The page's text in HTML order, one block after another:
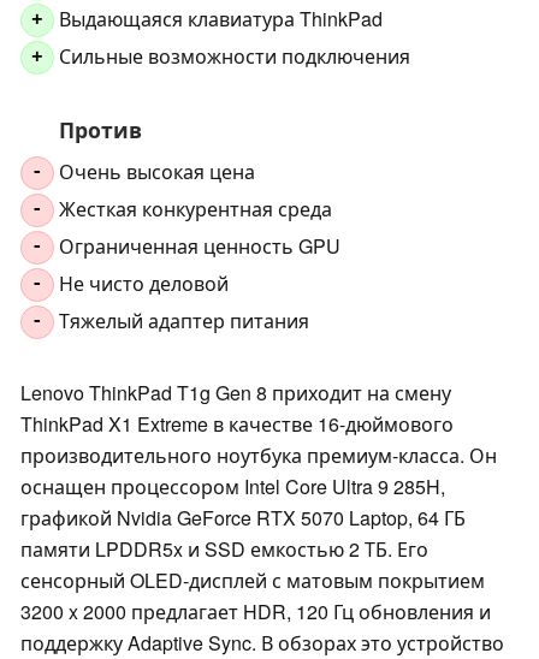
+ Выдающаяся клавиатура ThinkPad
+ Сильные возможности подключения
Против
- Очень высокая цена
- Жесткая конкурентная среда
- Ограниченная ценность GPU
- Не чисто деловой
- Тяжелый адаптер питания
Lenovo ThinkPad T1g Gen 8 приходит на смену
ThinkPad X1 Extreme в качестве 16-дюймового
производительного ноутбука премиум-класса. Он
оснащен процессором Intel Core Ultra 9 285H,
графикой Nvidia GeForce RTX 5070 Laptop, 64 ГБ
памяти LPDDR5x и SSD емкостью 2 ТБ. Его
сенсорный OLED-дисплей с матовым покрытием
3200 x 2000 предлагает HDR, 120 Гц обновления и
поддержку Adaptive Sync. В обзорах это устройство